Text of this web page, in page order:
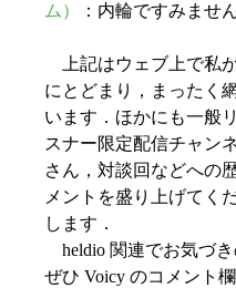
ム）
：内輪ですみませ
上記はウェブ上で私
にとどまり，まったく
います．ほかにも一般
スナー限定配信チャン
さん，対談回などへの
メントを盛り上げてく
します．
heldio 関連でお気づき
ぜひ Voicy のコメント